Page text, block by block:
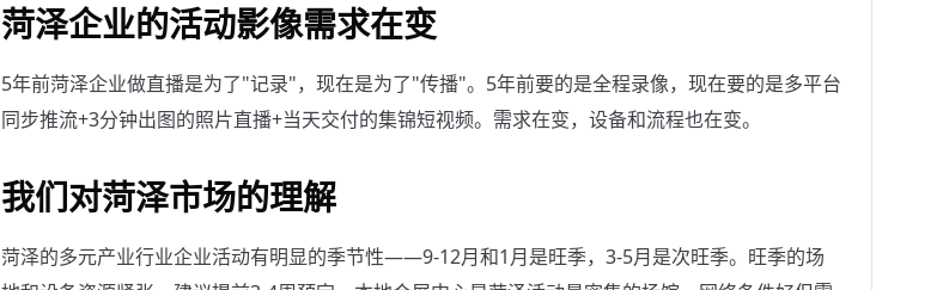
菏泽企业的活动影像需求在变
5年前菏泽企业做直播是为了"记录"，现在是为了"传播"。5年前要的是全程录像，现在要的是多平台
同步推流+3分钟出图的照片直播+当天交付的集锦短视频。需求在变，设备和流程也在变。
我们对菏泽市场的理解
菏泽的多元产业行业企业活动有明显的季节性——9-12月和1月是旺季，3-5月是次旺季。旺季的场